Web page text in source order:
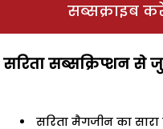
सब्सक्राइब
सरिता सब्सक्रिप्शन से
सरिता मैगजीन का